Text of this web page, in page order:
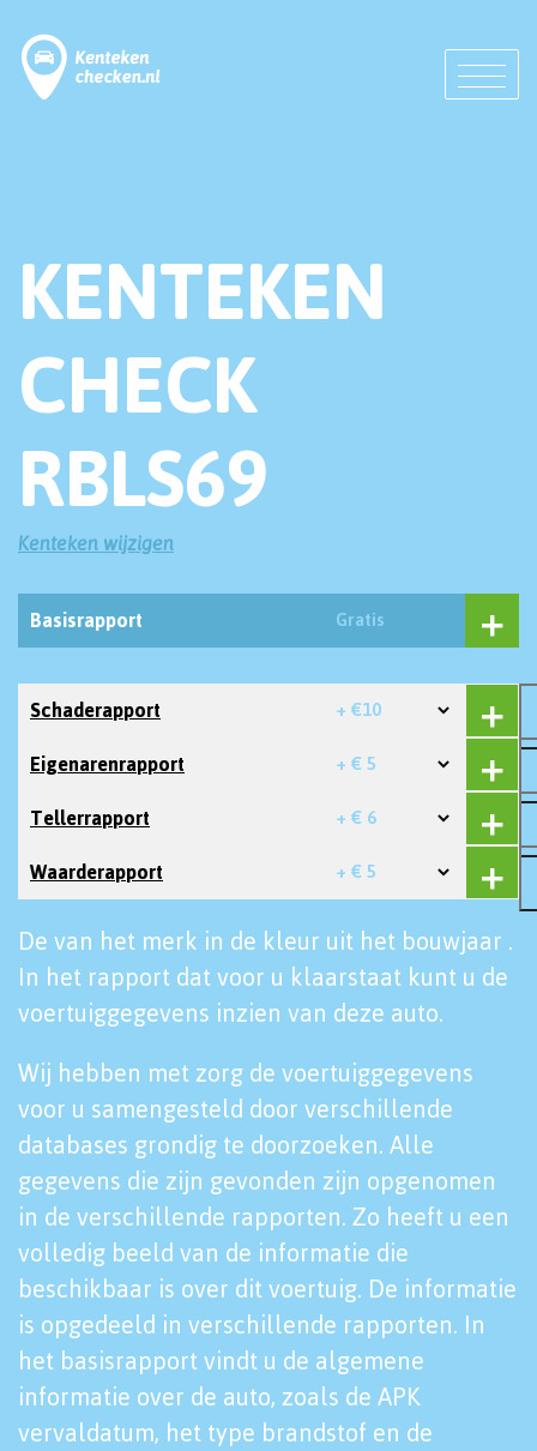
KENTEKEN
CHECK
RBLS69
Kenteken wijzigen
Basisrapport Gratis
Schaderapport + €10
Eigenarenrapport + € 5
Tellerrapport + € 6
Waarderapport + € 5
De van het merk in de kleur uit het bouwjaar .
In het rapport dat voor u klaarstaat kunt u de
voertuiggegevens inzien van deze auto.
Wij hebben met zorg de voertuiggegevens
voor u samengesteld door verschillende
databases grondig te doorzoeken. Alle
gegevens die zijn gevonden zijn opgenomen
in de verschillende rapporten. Zo heeft u een
volledig beeld van de informatie die
beschikbaar is over dit voertuig. De informatie
is opgedeeld in verschillende rapporten. In
het basisrapport vindt u de algemene
informatie over de auto, zoals de APK
vervaldatum, het type brandstof en de